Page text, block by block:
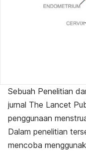
Sebuah Penelitian
jurnal The Lancet
penggunaan
Dalam penelitian
mencoba